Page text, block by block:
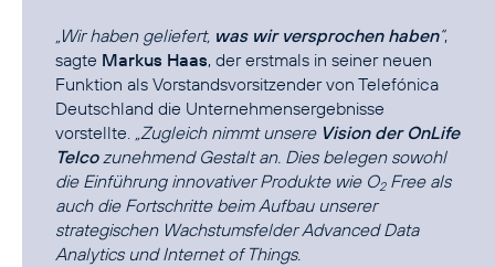
„Wir haben geliefert, was wir versprochen haben“,
sagte Markus Haas, der erstmals in seiner neuen
Funktion als Vorstandsvorsitzender von Telefónica
Deutschland die Unternehmensergebnisse
vorstellte. „Zugleich nimmt unsere Vision der OnLife
Telcozunehmend Gestalt an. Dies belegen sowohl
die Einführung innovativer Produkte wie O2Freeals
auch die Fortschritte beim Aufbau unserer
strategischen WachstumsfelderAdvanced Data
Analyticsund Internet of Things.